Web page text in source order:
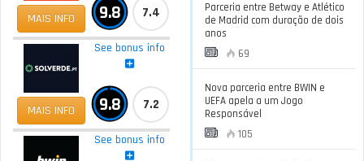
MAIS INFO 9.8 7.4
MAIS INFO
See bonus info
9.8 7.2
See bonus info
Parceria entre Betway e Atlético
de Madrid com duração de dois
anos
69
Nova parceria entre BWIN e
UEFA apela a um Jogo
Responsável
105